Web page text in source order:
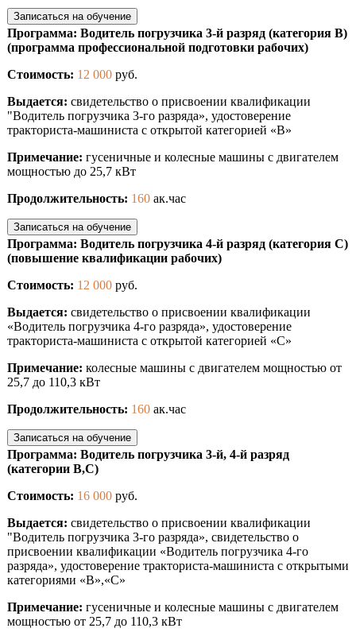
Записаться на обучение
Программа: Водитель погрузчика 3-й разряд (категория В)
(программа профессиональной подготовки рабочих)
Стоимость: 12 000 руб.
Выдается: свидетельство о присвоении квалификации
"Водитель погрузчика 3-го разряда», удостоверение
тракториста-машиниста с открытой категорией «B»
Примечание: гусеничные и колесные машины с двигателем
мощностью до 25,7 кВт
Продолжительность: 160 ак.час
Записаться на обучение
Программа: Водитель погрузчика 4-й разряд (категория С)
(повышение квалификации рабочих)
Стоимость: 12 000 руб.
Выдается: свидетельство о присвоении квалификации
«Водитель погрузчика 4-го разряда», удостоверение
тракториста-машиниста с открытой категорией «С»
Примечание: колесные машины с двигателем мощностью от
25,7 до 110,3 кВт
Продолжительность: 160 ак.час
Записаться на обучение
Программа: Водитель погрузчика 3-й, 4-й разряд
(категории В,С)
Стоимость: 16 000 руб.
Выдается: свидетельство о присвоении квалификации
"Водитель погрузчика 3-го разряда», свидетельство о
присвоении квалификации «Водитель погрузчика 4-го
разряда», удостоверение тракториста-машиниста с открытыми
категориями «B»,«С»
Примечание: гусеничные и колесные машины с двигателем
мощностью от 25,7 до 110,3 кВт